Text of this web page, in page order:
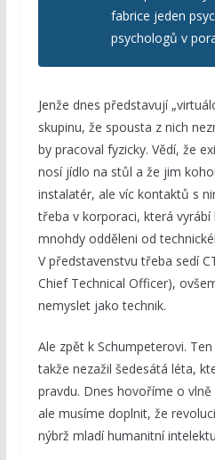
fabrice jeden
psychologů v
Jenže dnes představují
skupinu, že spousta z nich
by pracoval fyzicky. Vědí, že
nosí jídlo na stůl a že jim
instalatér, ale víc kontaktů s
třeba v korporaci, která
mnohdy odděleni od
V představenstvu třeba sedí
Chief Technical Officer),
nemyslet jako technik.
Ale zpět k Schumpeterovi.
takže nezažil šedesátá léta,
pravdu. Dnes hovoříme o
ale musíme doplnit, že
nýbrž mladí humanitní